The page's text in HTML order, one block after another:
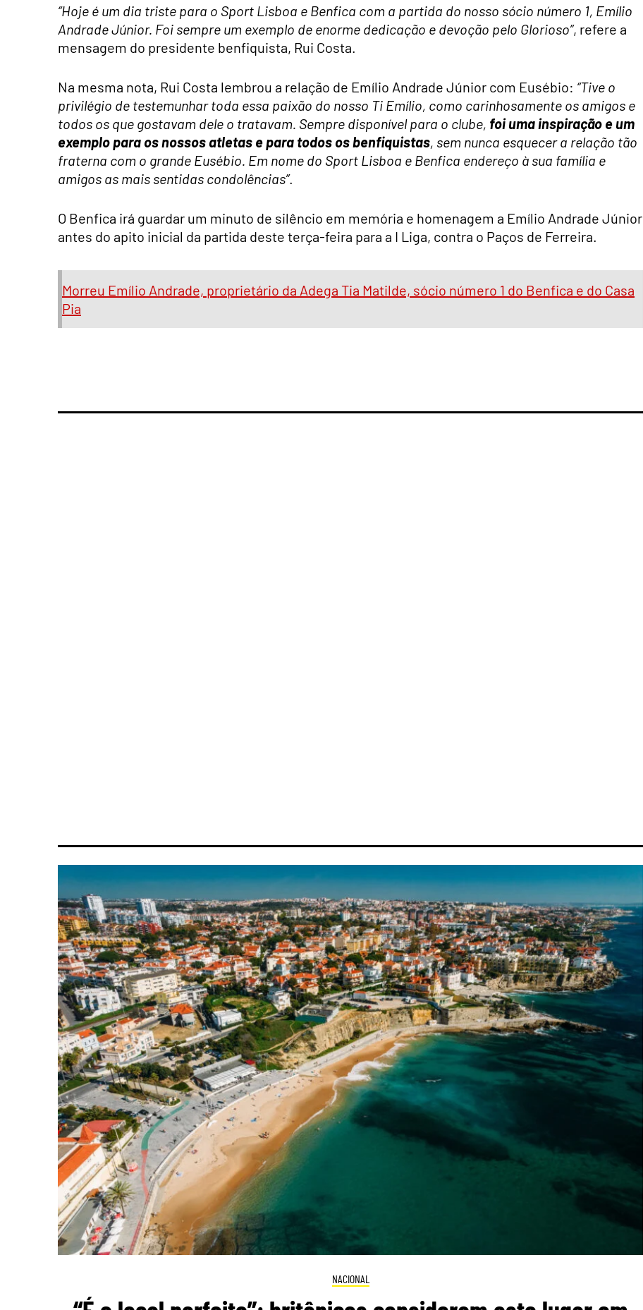
“Hoje é um dia triste para o Sport Lisboa e Benfica com a partida do nosso sócio número 1, Emílio
Andrade Júnior. Foi sempre um exemplo de enorme dedicação e devoção pelo Glorioso”, refere a
mensagem do presidente benfiquista, Rui Costa.
Na mesma nota, Rui Costa lembrou a relação de Emílio Andrade Júnior com Eusébio: “Tive o
privilégio de testemunhar toda essa paixão do nosso Ti Emílio, como carinhosamente os amigos e
todos os que gostavam dele o tratavam. Sempre disponível para o clube, foi uma inspiração e um
exemplo para os nossos atletas e para todos os benfiquistas, sem nunca esquecer a relação tão
fraterna com o grande Eusébio. Em nome do Sport Lisboa e Benfica endereço à sua família e
amigos as mais sentidas condolências”.
O Benfica irá guardar um minuto de silêncio em memória e homenagem a Emílio Andrade Júnior
antes do apito inicial da partida deste terça-feira para a I Liga, contra o Paços de Ferreira.
Morreu Emílio Andrade, proprietário da Adega Tia Matilde, sócio número 1 do Benfica e do Casa
Pia
NACIONAL